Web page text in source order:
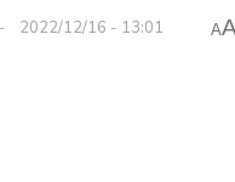
2022/12/16 - 13:01 A